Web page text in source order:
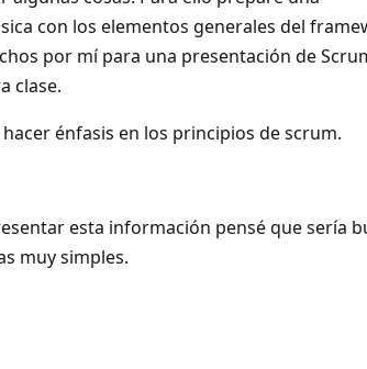
con los elementos generales del
por mí para una presentación de
clase.
énfasis en los principios de scrum.
esta información pensé que sería
muy simples.